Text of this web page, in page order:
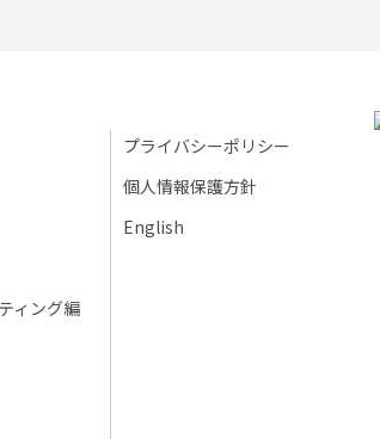
ィング編
プライバシーポリシー
個人情報保護方針
English